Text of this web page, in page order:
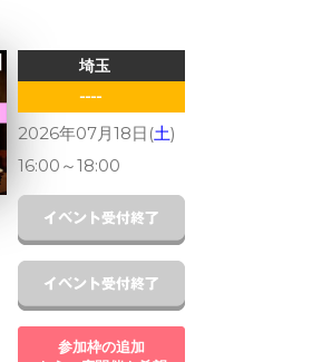
埼玉
----
2026年07月18日(土)
16:00 ～18:00
参加枠の追加